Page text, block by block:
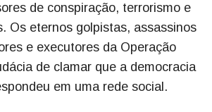
de conspiração, terrorismo e
Os eternos golpistas, assassinos
e executores da Operação
de clamar que a democracia
em uma rede social.